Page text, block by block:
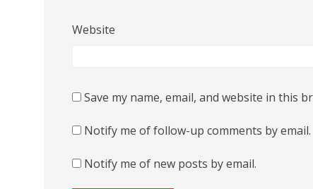
Website
Save my name, email, and website in this
Notify me of follow-up comments by email.
Notify me of new posts by email.